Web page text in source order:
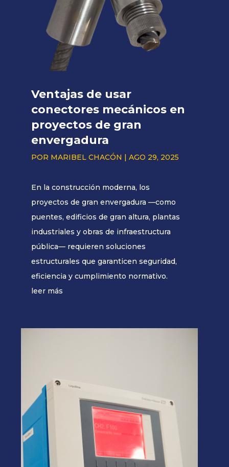
Ventajas de usar
conectores mecánicos en
proyectos de gran
envergadura
POR MARIBEL CHACÓN |AGO 29, 2025
En la construcción moderna, los
proyectos de gran envergadura —como
puentes, edificios de gran altura, plantas
industriales y obras de infraestructura
pública— requieren soluciones
estructurales que garanticen seguridad,
eficiencia y cumplimiento normativo.
leer más